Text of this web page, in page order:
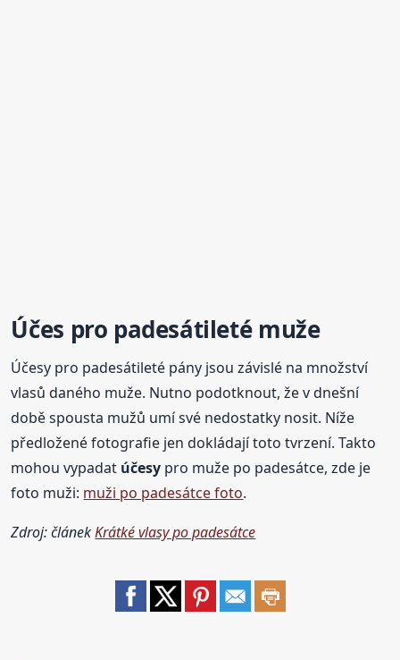
Účes pro padesátileté muže
Účesy pro padesátileté pány jsou závislé na množství
vlasů daného muže. Nutno podotknout, že v dnešní
době spousta mužů umí své nedostatky nosit. Níže
předložené fotografie jen dokládají toto tvrzení. Takto
mohou vypadat účesy pro muže po padesátce, zde je
foto muži: muži po padesátce foto.
Zdroj: článekKrátké vlasy po padesátce